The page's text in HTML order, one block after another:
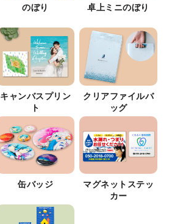
のぼり 卓上ミニのぼり
キャンバスプリン
ト
クリアファイルバ
ッグ
缶バッジ
マグネットステッ
カー